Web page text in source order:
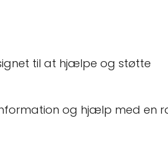
til at hjælpe og støtte
og hjælp med en